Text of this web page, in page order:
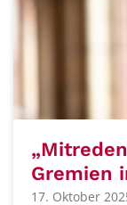
Gremien
17. Oktober